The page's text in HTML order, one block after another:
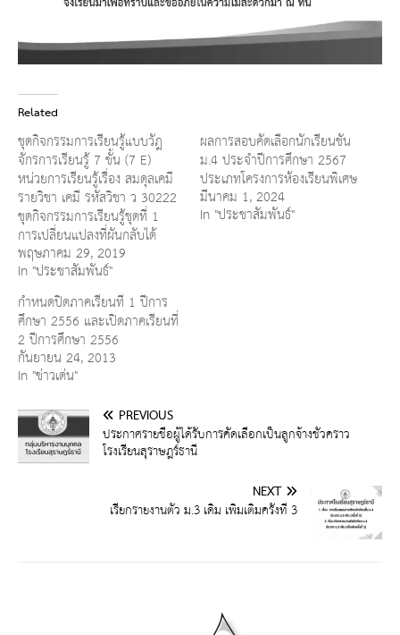
Related
ชุดกิจกรรมการเรียนรู้แบบวัฎ
จักรการเรียนรู้ 7 ขั้น (7 E)
หน่วยการเรียนรู้เรื่อง สมดุลเคมี
รายวิชา เคมี รหัสวิชา ว 30222
ชุดกิจกรรมการเรียนรู้ชุดที่ 1
การเปลี่ยนแปลงที่ผันกลับได้
พฤษภาคม 29, 2019
In "ประชาสัมพันธ์"
ผลการสอบคัดเลือกนักเรียนชั้น
ม.4 ประจำปีการศึกษา 2567
ประเภทโครงการห้องเรียนพิเศษ
มีนาคม 1, 2024
In "ประชาสัมพันธ์"
กำหนดปิดภาคเรียนที่ 1 ปีการ
ศึกษา 2556 และเปิดภาคเรียนที่
2 ปีการศึกษา 2556
กันยายน 24, 2013
In "ข่าวเด่น"
PREVIOUS
ประกาศรายชื่อผู้ได้รับการคัดเลือกเป็นลูกจ้างชั่วคราว
โรงเรียนสุราษฎร์ธานี
NEXT
เรียกรายงานตัว ม.3 เดิม เพิ่มเติมครั้งที่ 3